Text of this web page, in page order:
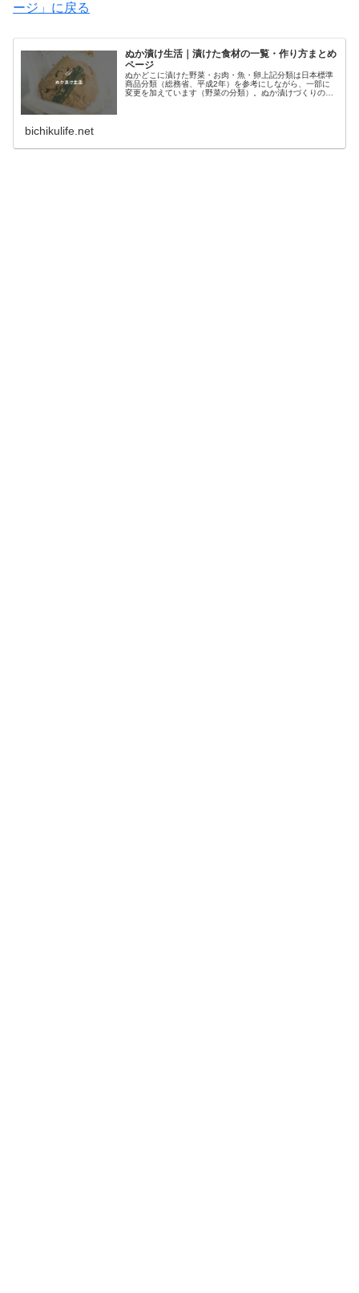
ージ」に戻る
ぬか漬け生活｜漬けた食材の一覧・作り方まとめ
ページ
ぬかどこに漬けた野菜・お肉・魚・卵上記分類は日本標準
商品分類（総務省、平成2年）を参考にしながら、一部に
変更を加えています（野菜の分類）。ぬか漬けづくりの準
bichikulife.net